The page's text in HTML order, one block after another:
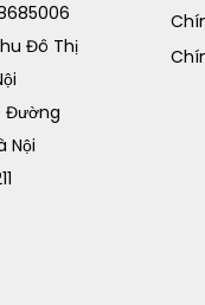
Đô Thị
Đường
Nội